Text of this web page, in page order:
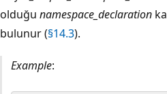
olduğu namespace_declaration
bulunur (§14.3).
Example: